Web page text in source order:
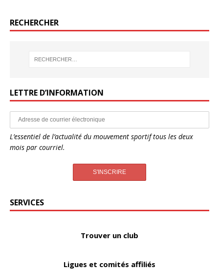
RECHERCHER
LETTRE D’INFORMATION
L’essentiel de l’actualité du mouvement sportif tous les deux
mois par courriel.
SERVICES
Trouver un club
Ligues et comités affiliés